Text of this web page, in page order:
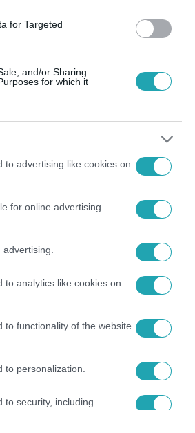
for Targeted
and/or Sharing
for which it
to advertising like cookies on
for online advertising
advertising.
to analytics like cookies on
to functionality of the website
to personalization.
to security, including
and other user protection.
#NŐK ELLENI ERŐSZAK